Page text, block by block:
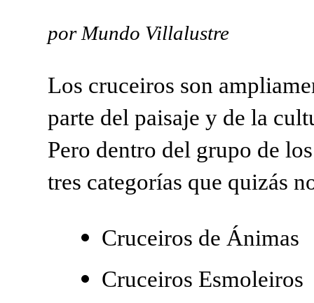
por Mundo Villalustre
Los cruceiros son
parte del paisaje y de la
Pero dentro del grupo de
tres categorías que quizás
Cruceiros de Ánimas
Cruceiros Esmoleiros